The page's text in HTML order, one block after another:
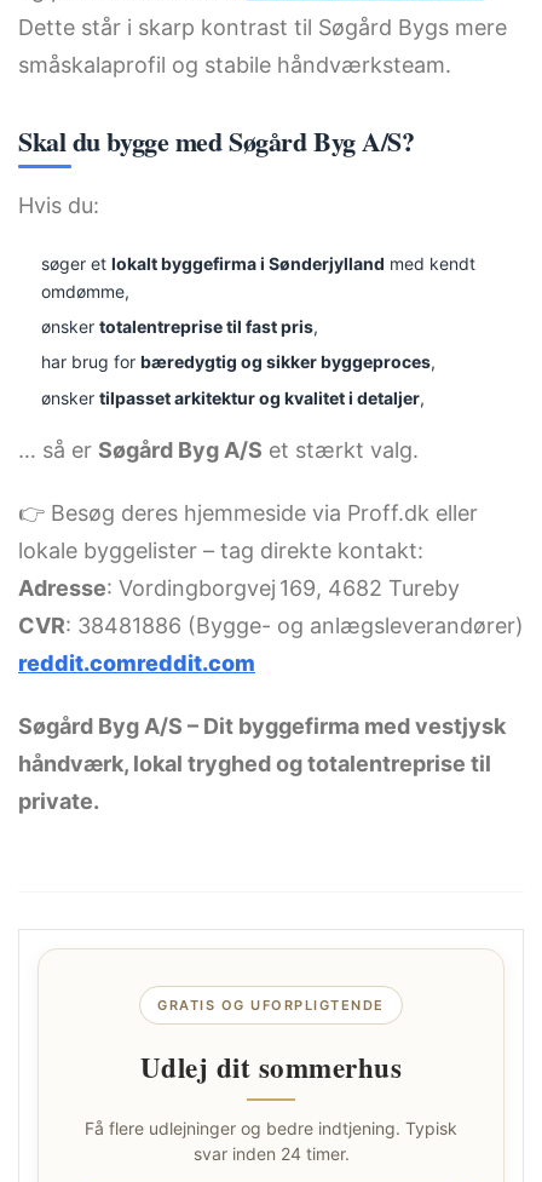
Dette står i skarp kontrast til Søgård Bygs mere
småskalaprofil og stabile håndværksteam.
Skal du bygge med Søgård Byg A/S?
Hvis du:
søger et lokalt byggefirma i Sønderjylland med kendt
omdømme,
ønsker totalentreprise til fast pris,
har brug for bæredygtig og sikker byggeproces,
ønsker tilpasset arkitektur og kvalitet i detaljer,
… så er Søgård Byg A/S et stærkt valg.
👉 Besøg deres hjemmeside via Proff.dk eller
lokale byggelister – tag direkte kontakt:
Adresse: Vordingborgvej 169, 4682 Tureby
CVR: 38481886 (Bygge- og anlægsleverandører)
reddit.comreddit.com
Søgård Byg A/S – Dit byggefirma med vestjysk
håndværk, lokal tryghed og totalentreprise til
private.
GRATIS OG UFORPLIGTENDE
Udlej dit sommerhus
Få flere udlejninger og bedre indtjening. Typisk
svar inden 24 timer.